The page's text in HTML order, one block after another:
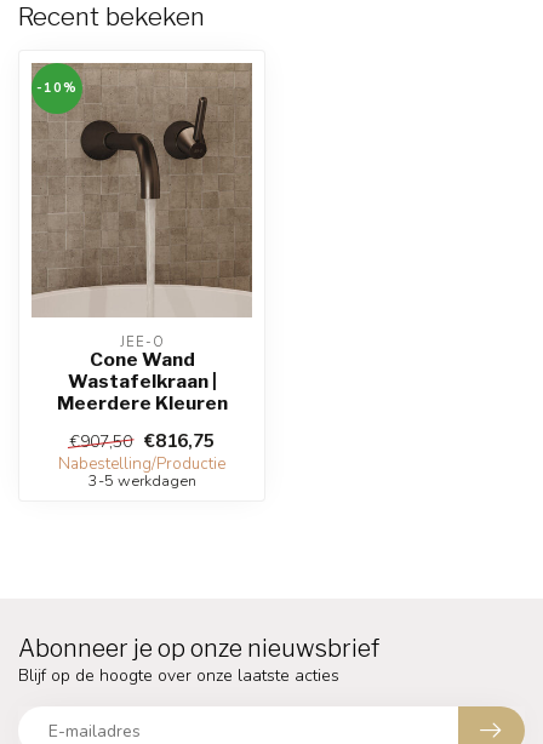
Recent bekeken
-10%
JEE-O
Cone Wand
Wastafelkraan |
Meerdere Kleuren
€907,50 €816,75
Nabestelling/Productie
3-5 werkdagen
Abonneer je op onze nieuwsbrief
Blijf op de hoogte over onze laatste acties